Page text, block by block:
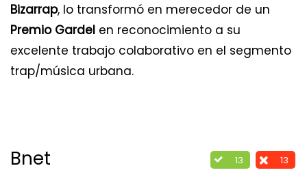
Bizarrap, lo transformó en merecedor de un
Premio Gardel en reconocimiento a su
excelente trabajo colaborativo en el segmento
trap/música urbana.
13 13
Bnet